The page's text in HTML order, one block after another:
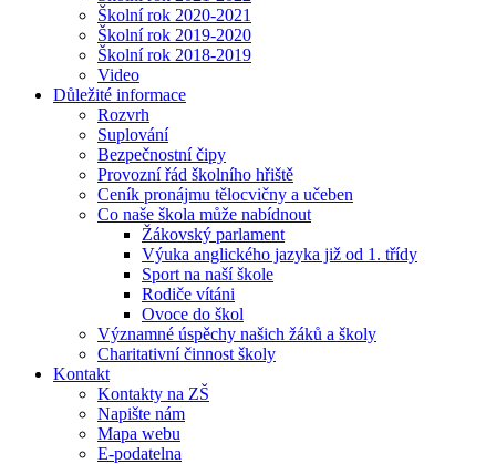
Školní rok 2020-2021
Školní rok 2019-2020
Školní rok 2018-2019
Video
Důležité informace
Rozvrh
Suplování
Bezpečnostní čipy
Provozní řád školního hřiště
Ceník pronájmu tělocvičny a učeben
Co naše škola může nabídnout
Žákovský parlament
Výuka anglického jazyka již od 1. třídy
Sport na naší škole
Rodiče vítáni
Ovoce do škol
Významné úspěchy našich žáků a školy
Charitativní činnost školy
Kontakt
Kontakty na ZŠ
Napište nám
Mapa webu
E-podatelna